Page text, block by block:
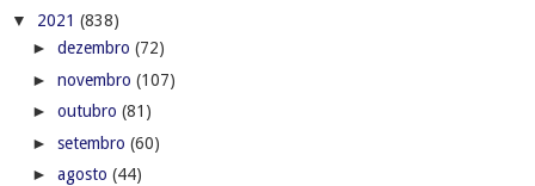
▼ 2021 (838)
► dezembro (72)
► novembro (107)
► outubro (81)
► setembro (60)
► agosto (44)